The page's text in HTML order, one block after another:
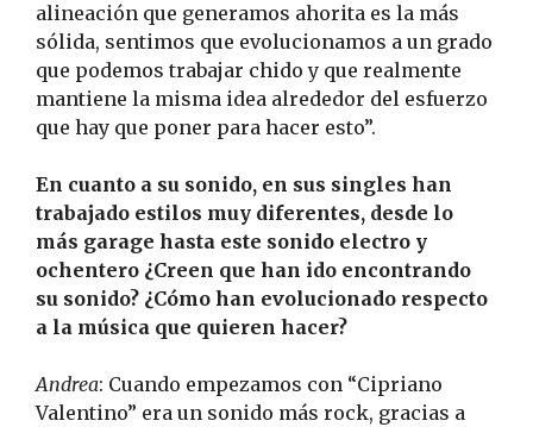
alineación que generamos ahorita es la más
sólida, sentimos que evolucionamos a un grado
que podemos trabajar chido y que realmente
mantiene la misma idea alrededor del esfuerzo
que hay que poner para hacer esto”.
En cuanto a su sonido, en sus singles han
trabajado estilos muy diferentes, desde lo
más garage hasta este sonido electro y
ochentero ¿Creen que han ido encontrando
su sonido? ¿Cómo han evolucionado respecto
a la música que quieren hacer?
Andrea: Cuando empezamos con “Cipriano
Valentino” era un sonido más rock, gracias a